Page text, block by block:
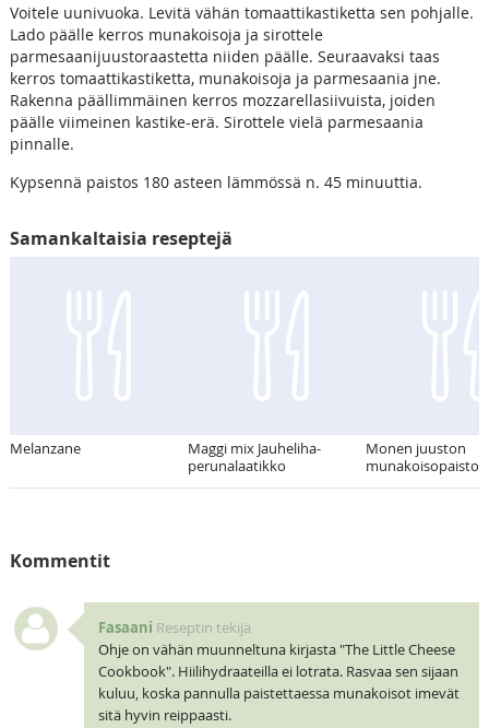
Voitele uunivuoka. Levitä vähän tomaattikastiketta sen pohjalle.
Lado päälle kerros munakoisoja ja sirottele
parmesaanijuustoraastetta niiden päälle. Seuraavaksi taas
kerros tomaattikastiketta, munakoisoja ja parmesaania jne.
Rakenna päällimmäinen kerros mozzarellasiivuista, joiden
päälle viimeinen kastike-erä. Sirottele vielä parmesaania
pinnalle.
Kypsennä paistos 180 asteen lämmössä n. 45 minuuttia.
Samankaltaisia reseptejä
Melanzane
Maggi mix Jauheliha-
perunalaatikko
Monen juuston
munakoisopaistos
Kommentit
Fasaani Reseptin tekijä
Ohje on vähän muunneltuna kirjasta "The Little Cheese
Cookbook". Hiilihydraateilla ei lotrata. Rasvaa sen sijaan
kuluu, koska pannulla paistettaessa munakoisot imevät
sitä hyvin reippaasti.